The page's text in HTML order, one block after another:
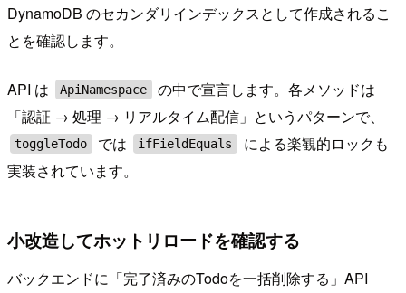
DynamoDB のセカンダリインデックスとして作成されるこ
とを確認します。
API は ApiNamespace
の中で宣言します。各メソッドは
「認証 → 処理 → リアルタイム配信」というパターンで、
toggleTodo では ifFieldEquals
による楽観的ロックも
実装されています。
小改造してホットリロードを確認する
バックエンドに「完了済みのTodoを一括削除する」API